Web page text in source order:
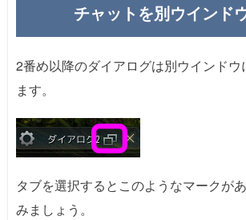
チャットを別ウインド
2番め以降のダイアログは別ウインド
ます。
タブを選択するとこのようなマークが
みましょう。